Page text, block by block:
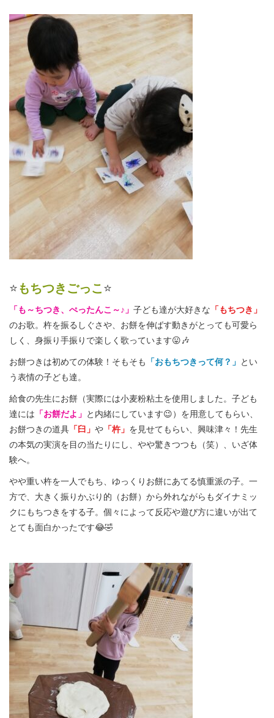
⭐もちつきごっこ⭐
「も～ちつき、ぺったんこ～♪」 子ども達が大好きな 「もちつき」
のお歌。杵を振るしぐさや、お餅を伸ばす動きがとっても可愛ら
しく、身振り手振りで楽しく歌っています😛🎶
お餅つきは初めての体験！そもそも 「おもちつきって何？」 とい
う表情の子ども達。
給食の先生にお餅（実際には小麦粉粘土を使用しました。子ども
達には 「お餅だよ」 と内緒にしています😉）を用意してもらい、
お餅つきの道具 「臼」 や 「杵」 を見せてもらい、興味津々！先生
の本気の実演を目の当たりにし、やや驚きつつも（笑）、いざ体
験へ。
やや重い杵を一人でもち、ゆっくりお餅にあてる慎重派の子。一
方で、大きく振りかぶり的（お餅）から外れながらもダイナミッ
クにもちつきをする子。個々によって反応や遊び方に違いが出て
とても面白かったです😂🤣